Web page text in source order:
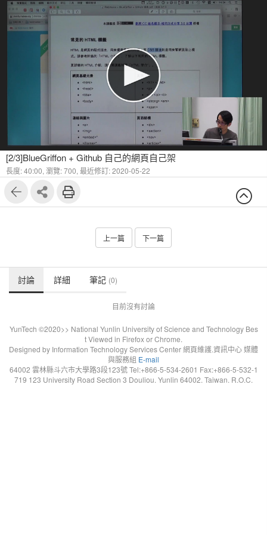
[2/3]BlueGriffon + Github 自己的網頁自己架
長度: 40:00, 瀏覽: 700, 最近修訂: 2020-05-22
上一篇 下一篇
討論 詳細 筆記 (0)
目前沒有討論
YunTech ©2020>> National Yunlin University of Science and Technology Bes
t Viewed in Firefox or Chrome.
Designed by Information Technology Services Center 網頁維護.資訊中心 媒體
與服務組 E-mail
64002 雲林縣斗六市大學路3段123號 Tel:+866-5-534-2601 Fax:+866-5-532-1
719 123 University Road Section 3 Douliou. Yunlin 64002. Taiwan. R.O.C.